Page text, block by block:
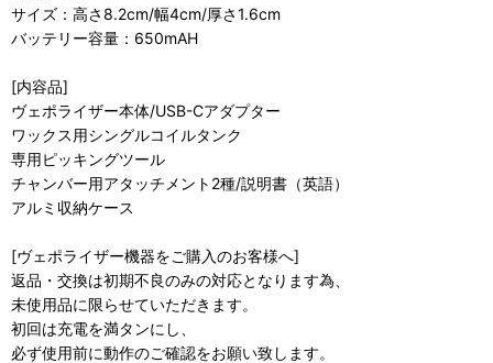
サイズ：高さ8.2cm/幅4cm/厚さ1.6cm
バッテリー容量：650mAH
[内容品]
ヴェポライザー本体/USB-Cアダプター
ワックス用シングルコイルタンク
専用ピッキングツール
チャンバー用アタッチメント2種/説明書（英語）
アルミ収納ケース
[ヴェポライザー機器をご購入のお客様へ]
返品・交換は初期不良のみの対応となります為、
未使用品に限らせていただきます。
初回は充電を満タンにし、
必ず使用前に動作のご確認をお願い致します。